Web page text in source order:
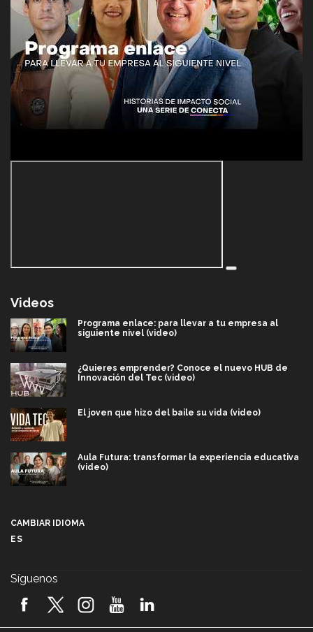
Videos
Programa enlace: para llevar a tu empresa al
siguiente nivel (video)
¿Quieres emprender? Conoce el nuevo HUB de
Innovación del Tec (video)
El joven que hizo del baile su vida (video)
Aula Futura: transformar la experiencia educativa
(video)
2026! (video)
CAMBIAR IDIOMA
ES
Síguenos